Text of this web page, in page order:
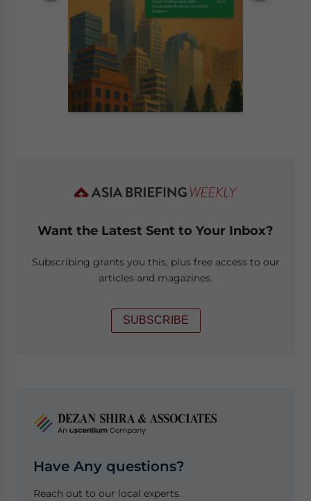
Want the Latest Sent to Your Inbox?
Subscribing grants you this, plus free access to our
articles and magazines.
SUBSCRIBE
Have Any questions?
Reach out to our local experts.